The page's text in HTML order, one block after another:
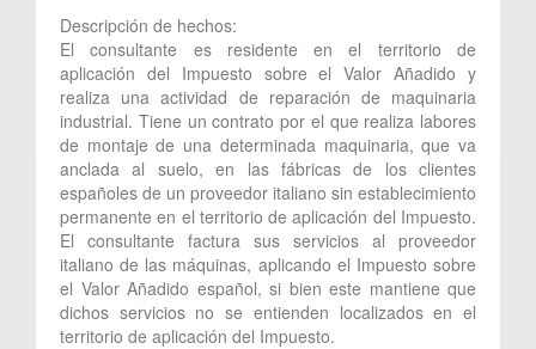
Descripción de hechos:
El consultante es residente en el territorio de
aplicación del Impuesto sobre el Valor Añadido y
realiza una actividad de reparación de maquinaria
industrial. Tiene un contrato por el que realiza labores
de montaje de una determinada maquinaria, que va
anclada al suelo, en las fábricas de los clientes
españoles de un proveedor italiano sin establecimiento
permanente en el territorio de aplicación del Impuesto.
El consultante factura sus servicios al proveedor
italiano de las máquinas, aplicando el Impuesto sobre
el Valor Añadido español, si bien este mantiene que
dichos servicios no se entienden localizados en el
territorio de aplicación del Impuesto.